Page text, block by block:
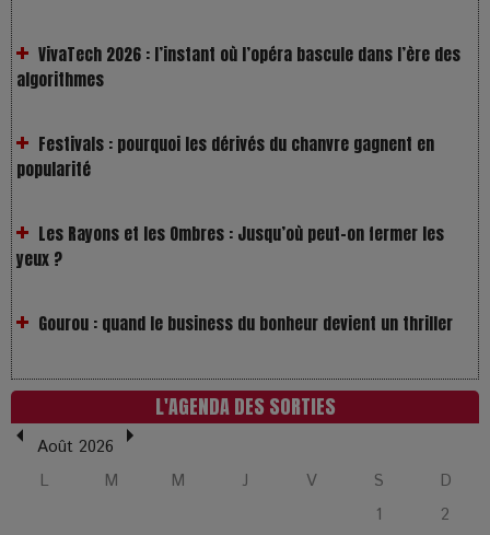
L’Affaire Bojarski : entre faux billets et vraie tragédie
humaine
L’or blanc à la croisée des chemins : Rumilly interroge
L'AGENDA DES SORTIES
Août 2026
L
M M J V S
D
1
2